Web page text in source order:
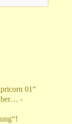
01“
-